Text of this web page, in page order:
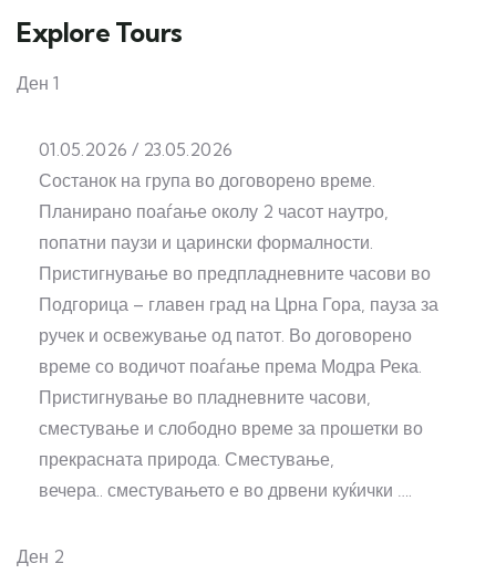
Explore Tours
Ден 1
01.05.2026 / 23.05.2026
Состанок на група во договорено време.
Планирано поаѓање околу 2 часот наутро,
попатни паузи и царински формалности.
Пристигнување во предпладневните часови во
Подгорица – главен град на Црна Гора, пауза за
ручек и освежување од патот. Во договорено
време со водичот поаѓање према Модра Река.
Пристигнување во пладневните часови,
сместување и слободно време за прошетки во
прекрасната природа. Сместување,
вечера.. сместувањето е во дрвени куќички ….
Ден 2